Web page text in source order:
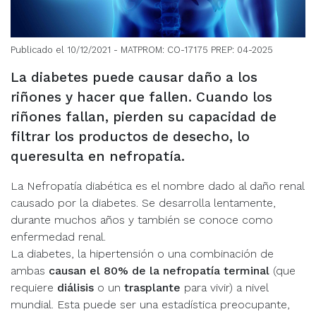
Publicado el 10/12/2021 - MATPROM: CO-17175 PREP: 04-2025
La diabetes puede causar daño a los
riñones y hacer que fallen. Cuando los
riñones fallan, pierden su capacidad de
filtrar los productos de desecho, lo
queresulta en nefropatía.
La Nefropatía diabética es el nombre dado al daño renal
causado por la diabetes. Se desarrolla lentamente,
durante muchos años y también se conoce como
enfermedad renal.
La diabetes, la hipertensión o una combinación de
ambas causan el 80% de la nefropatía terminal (que
requiere diálisis o un trasplante para vivir) a nivel
mundial. Esta puede ser una estadística preocupante,